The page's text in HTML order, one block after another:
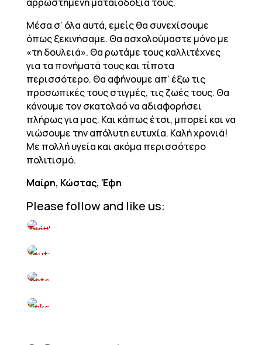
Μέσα σ’ όλα αυτά, εμείς θα συνεχίσουμε
όπως ξεκινήσαμε. Θα ασχολούμαστε μόνο με
«τη δουλειά». Θα ρωτάμε τους καλλιτέχνες
για τα πονήματά τους και τίποτα
περισσότερο. Θα αφήνουμε απ’ έξω τις
προσωπικές τους στιγμές, τις ζωές τους. Θα
κάνουμε τον σκατολαό να αδιαφορήσει
πλήρως για μας. Και κάπως έτσι, μπορεί και να
νιώσουμε την απόλυτη ευτυχία. Καλή χρονιά!
Με πολλή υγεία και ακόμα περισσότερο
πολιτισμό.
Μαίρη, Κώστας, Έφη
Please follow and like us: